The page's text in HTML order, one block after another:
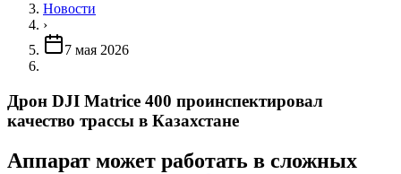
Новости
›
7 мая 2026
Дрон DJI Matrice 400 проинспектировал
качество трассы в Казахстане
Аппарат может работать в сложных